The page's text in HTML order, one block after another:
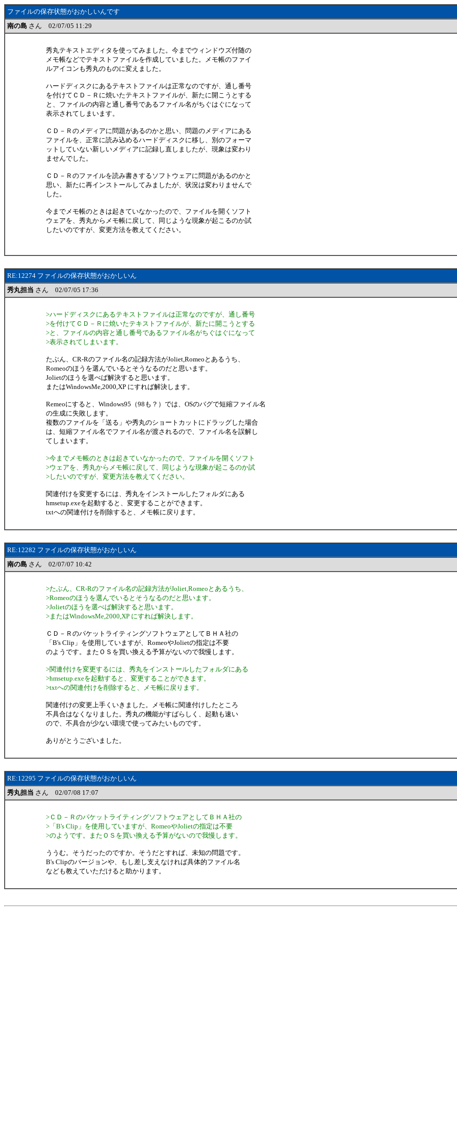
ファイルの保存状態がおかしいんです
南の島 さん 02/07/05 11:29
秀丸テキストエディタを使ってみました。今までウィンドウズ付随の
メモ帳などでテキストファイルを作成していました。メモ帳のファイ
ルアイコンも秀丸のものに変えました。
ハードディスクにあるテキストファイルは正常なのですが、通し番号
を付けてＣＤ－Ｒに焼いたテキストファイルが、新たに開こうとする
と、ファイルの内容と通し番号であるファイル名がちぐはぐになって
表示されてしまいます。
ＣＤ－Ｒのメディアに問題があるのかと思い、問題のメディアにある
ファイルを、正常に読み込めるハードディスクに移し、別のフォーマ
ットしていない新しいメディアに記録し直しましたが、現象は変わり
ませんでした。
ＣＤ－Ｒのファイルを読み書きするソフトウェアに問題があるのかと
思い、新たに再インストールしてみましたが、状況は変わりませんで
した。
今までメモ帳のときは起きていなかったので、ファイルを開くソフト
ウェアを、秀丸からメモ帳に戻して、同じような現象が起こるのか試
したいのですが、変更方法を教えてください。
RE:12274 ファイルの保存状態がおかしいん
秀丸担当 さん 02/07/05 17:36
>ハードディスクにあるテキストファイルは正常なのですが、通し番号
>を付けてＣＤ－Ｒに焼いたテキストファイルが、新たに開こうとする
>と、ファイルの内容と通し番号であるファイル名がちぐはぐになって
>表示されてしまいます。
たぶん、CR-Rのファイル名の記録方法がJoliet,Romeoとあるうち、
Romeoのほうを選んでいるとそうなるのだと思います。
Jolietのほうを選べば解決すると思います。
またはWindowsMe,2000,XP にすれば解決します。
Remeoにすると、Windows95（98も？）では、OSのバグで短縮ファイル名
の生成に失敗します。
複数のファイルを「送る」や秀丸のショートカットにドラッグした場合
は、短縮ファイル名でファイル名が渡されるので、ファイル名を誤解し
てしまいます。
>今までメモ帳のときは起きていなかったので、ファイルを開くソフト
>ウェアを、秀丸からメモ帳に戻して、同じような現象が起こるのか試
>したいのですが、変更方法を教えてください。
関連付けを変更するには、秀丸をインストールしたフォルダにある
hmsetup.exeを起動すると、変更することができます。
txtへの関連付けを削除すると、メモ帳に戻ります。
RE:12282 ファイルの保存状態がおかしいん
南の島 さん 02/07/07 10:42
>たぶん、CR-Rのファイル名の記録方法がJoliet,Romeoとあるうち、
>Romeoのほうを選んでいるとそうなるのだと思います。
>Jolietのほうを選べば解決すると思います。
>またはWindowsMe,2000,XP にすれば解決します。
ＣＤ－ＲのパケットライティングソフトウェアとしてＢＨＡ社の
「B's Clip」を使用していますが、RomeoやJolietの指定は不要
のようです。またＯＳを買い換える予算がないので我慢します。
>関連付けを変更するには、秀丸をインストールしたフォルダにある
>hmsetup.exeを起動すると、変更することができます。
>txtへの関連付けを削除すると、メモ帳に戻ります。
関連付けの変更上手くいきました。メモ帳に関連付けしたところ
不具合はなくなりました。秀丸の機能がすばらしく、起動も速い
ので、不具合が少ない環境で使ってみたいものです。
ありがとうございました。
RE:12295 ファイルの保存状態がおかしいん
秀丸担当 さん 02/07/08 17:07
>ＣＤ－ＲのパケットライティングソフトウェアとしてＢＨＡ社の
>「B's Clip」を使用していますが、RomeoやJolietの指定は不要
>のようです。またＯＳを買い換える予算がないので我慢します。
ううむ。そうだったのですか。そうだとすれば、未知の問題です。
B's Clipのバージョンや、もし差し支えなければ具体的ファイル名
なども教えていただけると助かります。